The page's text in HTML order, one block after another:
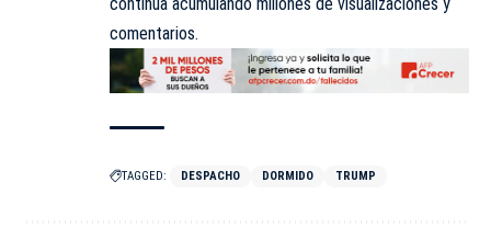
continúa acumulando millones de visualizaciones y
comentarios.
TAGGED: DESPACHO DORMIDO TRUMP